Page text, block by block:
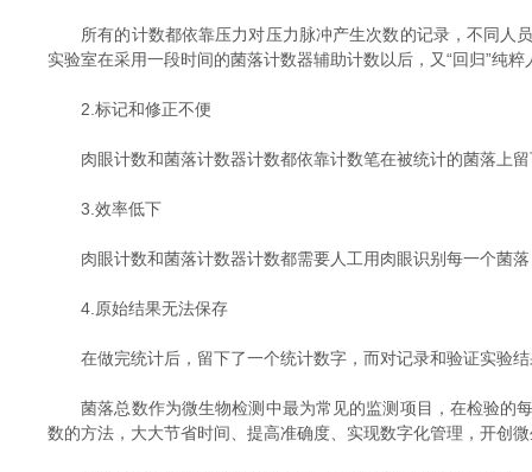
所有的计数都依靠压力对压力脉冲产生次数的记录，不同人员
实验室在采用一段时间的菌落计数器辅助计数以后，又“回归”纯粹
2.标记和修正不便
肉眼计数和菌落计数器计数都依靠计数笔在被统计的菌落上留
3.效率低下
肉眼计数和菌落计数器计数都需要人工用肉眼识别每一个菌落
4.原始结果无法保存
在做完统计后，留下了一个统计数字，而对记录和验证实验结
菌落总数作为微生物检测中最为常见的监测项目，在检验的每
数的方法，大大节省时间、提高准确度、实现数字化管理，开创